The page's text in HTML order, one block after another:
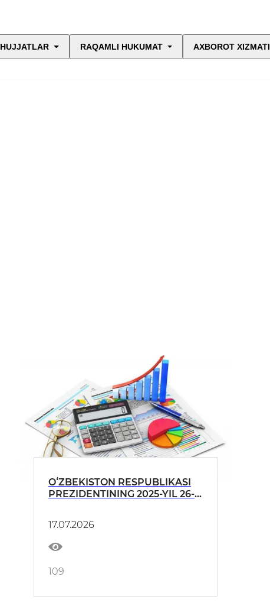
HUJJATLAR RAQAMLI HUKUMAT AXBOROT XIZMATI
OʻZBEKISTON RESPUBLIKASI
PREZIDENTINING 2025-YIL 26-
YIL II CHORAK HOLATIGA
HISOBOT
17.07.2026
109